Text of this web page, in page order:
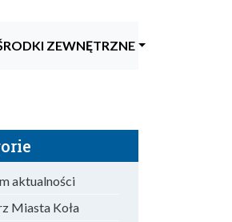
ZEWNĘTRZNE
aktualności
Miasta Koła